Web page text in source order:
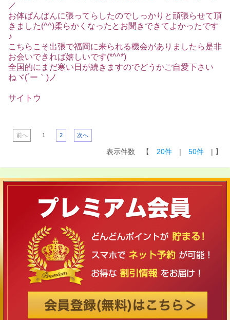
／
お体ぱんぱんに張ってらしたのでしっかりと頑張らせて頂
きました(^^)柔らかくなったとお聞きできてよかったです
♪
こちらこそ出張で福岡に来られる機会がありましたら是非
お会いできれば嬉しいです(*^^*)
全国的にまだ寒い日が続きますのでどうかご自愛下さい
ねヾ(´ー｀)ノ
サイトウ
前へ 1 2 次へ
表示件数 【 20件 | 50件 | 】